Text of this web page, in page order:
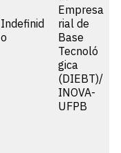
Indefinid
o
Empresa
rial de
Base
Tecnoló
gica
(DIEBT)/
INOVA-
UFPB